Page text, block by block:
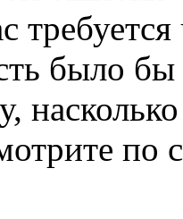
было
по